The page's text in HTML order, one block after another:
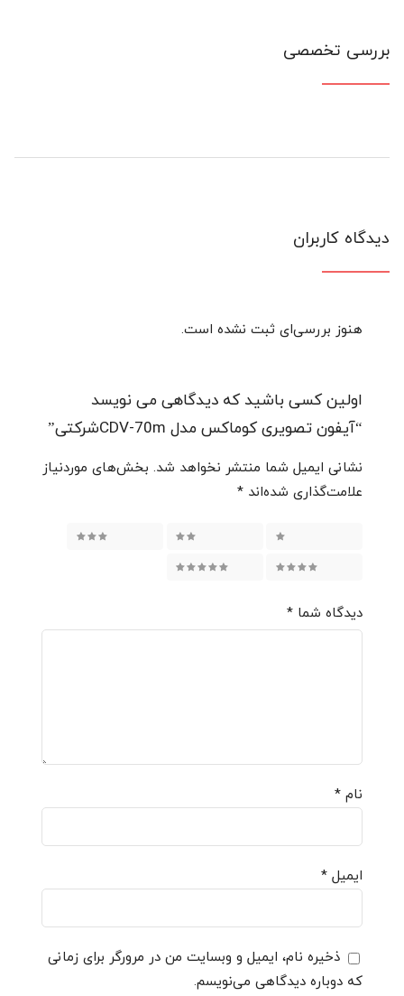
بررسی تخصصی
دیدگاه کاربران
هنوز بررسی‌ای ثبت نشده است.
اولین کسی باشید که دیدگاهی می نویسد
“آیفون تصویری کوماکس مدل CDV-70mشرکتی”
نشانی ایمیل شما منتشر نخواهد شد. بخش‌های موردنیاز
علامت‌گذاری شده‌اند *
دیدگاه شما *
نام *
ایمیل *
ذخیره نام، ایمیل و وبسایت من در مرورگر برای زمانی
که دوباره دیدگاهی می‌نویسم.